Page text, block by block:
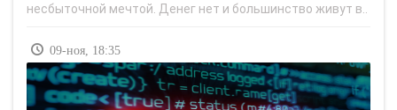
несбыточной мечтой. Денег нет и большинство живут в..
09-ноя, 18:35